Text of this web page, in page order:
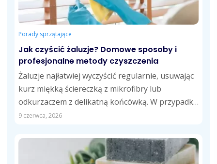
Porady sprzątające
Jak czyścić żaluzje? Domowe sposoby i
profesjonalne metody czyszczenia
Żaluzje najłatwiej wyczyścić regularnie, usuwając
kurz miękką ściereczką z mikrofibry lub
odkurzaczem z delikatną końcówką. W przypadku
tłustych zabrudzeń skuteczne...
9 czerwca, 2026